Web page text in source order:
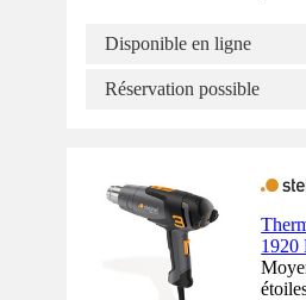
Disponible en ligne
Réservation possible
1920